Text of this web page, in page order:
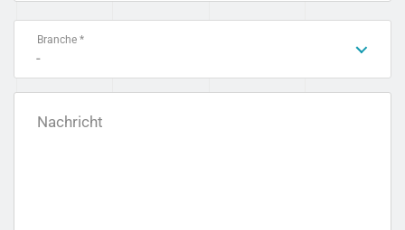
Branche *
-
Nachricht